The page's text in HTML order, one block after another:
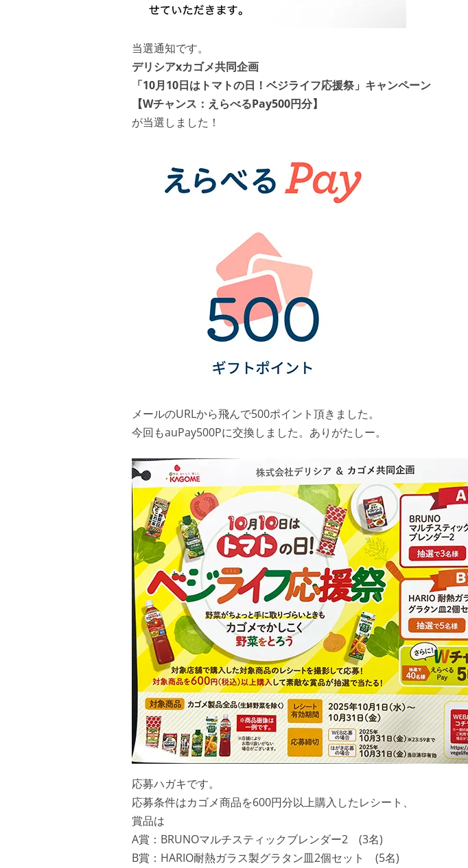
当選通知です。
デリシアxカゴメ共同企画
「10月10日はトマトの日！ベジライフ応援祭」キャンペーン
【Wチャンス：えらべるPay500円分】
が当選しました！
メールのURLから飛んで500ポイント頂きました。
今回もauPay500Pに交換しました。ありがたしー。
応募ハガキです。
応募条件はカゴメ商品を600円分以上購入したレシート、
賞品は
A賞：BRUNOマルチスティックブレンダー2 (3名)
B賞：HARIO耐熱ガラス製グラタン皿2個セット (5名)